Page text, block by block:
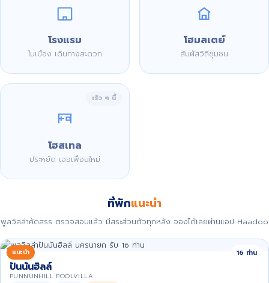
โรงแรม
ในเมือง เดินทางสะดวก
โฮมสเตย์
สัมผัสวิถีชุมชน
เร็ว ๆ นี้
โฮสเทล
ประหยัด เจอเพื่อนใหม่
ที่พักแนะนำ
พูลวิลล่าคัดสรร ตรวจสอบแล้ว มีสระส่วนตัวทุกหลัง จองได้เลยผ่านแอป Haadoo
แนะนำ 16 ท่าน
ปันนันฮิลล์
PUNNUNHILL POOLVILLA